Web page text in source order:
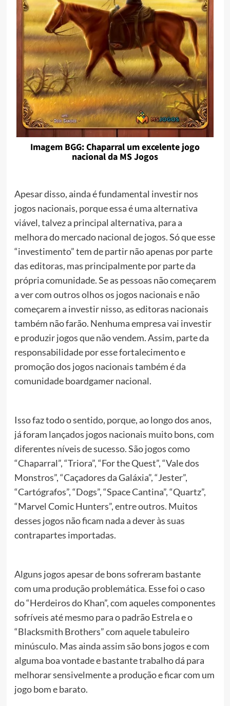
Imagem BGG: Chaparral um excelente jogo
nacional da MS Jogos
Apesar disso, ainda é fundamental investir nos
jogos nacionais, porque essa é uma alternativa
viável, talvez a principal alternativa, para a
melhora do mercado nacional de jogos. Só que esse
“investimento” tem de partir não apenas por parte
das editoras, mas principalmente por parte da
própria comunidade. Se as pessoas não começarem
a ver com outros olhos os jogos nacionais e não
começarem a investir nisso, as editoras nacionais
também não farão. Nenhuma empresa vai investir
e produzir jogos que não vendem. Assim, parte da
responsabilidade por esse fortalecimento e
promoção dos jogos nacionais também é da
comunidade boardgamer nacional.
Isso faz todo o sentido, porque, ao longo dos anos,
já foram lançados jogos nacionais muito bons, com
diferentes níveis de sucesso. São jogos como
“Chaparral”, “Triora”, “For the Quest”, “Vale dos
Monstros”, “Caçadores da Galáxia”, “Jester”,
“Cartógrafos”, “Dogs”, “Space Cantina”, “Quartz”,
“Marvel Comic Hunters”, entre outros. Muitos
desses jogos não ficam nada a dever às suas
contrapartes importadas.
Alguns jogos apesar de bons sofreram bastante
com uma produção problemática. Esse foi o caso
do “Herdeiros do Khan”, com aqueles componentes
sofríveis até mesmo para o padrão Estrela e o
“Blacksmith Brothers” com aquele tabuleiro
minúsculo. Mas ainda assim são bons jogos e com
alguma boa vontade e bastante trabalho dá para
melhorar sensivelmente a produção e ficar com um
jogo bom e barato.